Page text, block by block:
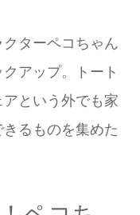
ターペコちゃん
アップ。トート
という外でも家
るものを集めた